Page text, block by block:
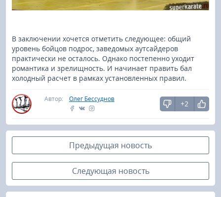
В заключении хочется отметить следующее: общий
уровень бойцов подрос, заведомых аутсайдеров
практически не осталось. Однако постепенно уходит
романтика и зрелищность. И начинает править бал
холодный расчет в рамках установленных правил.
Автор: Олег Бессуднов
+2
Предыдущая новость
Следующая новость